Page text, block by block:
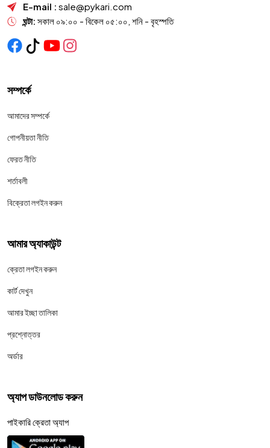
E-mail : sale@pykari.com
ঘন্টা: সকাল ০৯:০০ - বিকেল ০৫:০০, শনি - বৃহস্পতি
সম্পর্কে
আমাদের সম্পর্কে
গোপনীয়তা নীতি
ফেরত নীতি
শর্তাবলী
বিক্রেতা লগইন করুন
আমার অ্যাকাউন্ট
ক্রেতা লগইন করুন
কার্ট দেখুন
আমার ইচ্ছা তালিকা
প্রশ্নোত্তর
অর্ডার
অ্যাপ ডাউনলোড করুন
পাইকারি ক্রেতা অ্যাপ